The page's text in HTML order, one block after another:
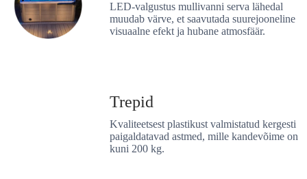
LED-valgustus mullivanni serva lähedal
muudab värve, et saavutada suurejooneline
visuaalne efekt ja hubane atmosfäär.
Trepid
Kvaliteetsest plastikust valmistatud kergesti
paigaldatavad astmed, mille kandevõime on
kuni 200 kg.